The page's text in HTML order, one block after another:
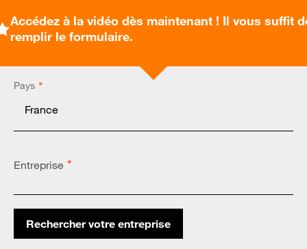
Accédez à la vidéo dès maintenant ! Il vous suffit
remplir le formulaire.
*
Pays
*
Entreprise
Rechercher votre entreprise